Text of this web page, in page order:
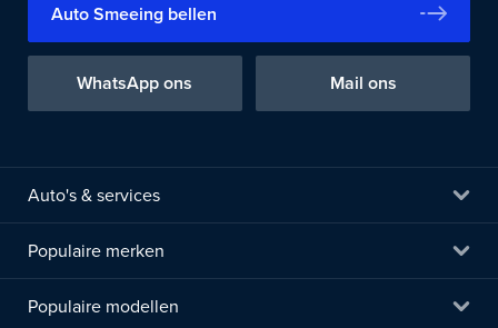
Auto Smeeing bellen
WhatsApp ons Mail ons
Auto's & services
Populaire merken
Populaire modellen